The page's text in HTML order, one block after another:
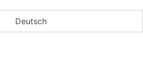
Deutsch